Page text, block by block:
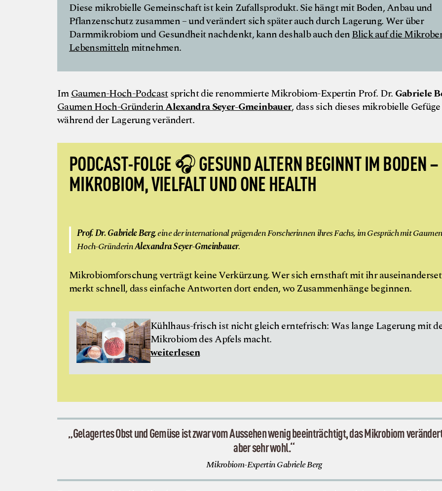
Diese mikrobielle Gemeinschaft ist kein Zufallsprodukt. Sie hängt mit Boden, Anbau und
Pflanzenschutz zusammen – und verändert sich später auch durch Lagerung. Wer über
Darmmikrobiom und Gesundheit nachdenkt, kann deshalb auch denBlick auf die
Lebensmittelnmitnehmen.
ImGaumen-Hoch-Podcastspricht die renommierte Mikrobiom-Expertin Prof. Dr. Gabriele
Gaumen Hoch-GründerinAlexandra Seyer-Gmeinbauer, dass sich dieses mikrobielle Gefüge
während der Lagerung verändert.
PODCAST-FOLGE 🎧 GESUND ALTERN BEGINNT IM BODEN –
MIKROBIOM, VIELFALT UND ONE HEALTH
Prof. Dr. Gabriele Berg, eine der international prägenden Forscherinnen ihres Fachs, im Gespräch mit
Hoch-GründerinAlexandra Seyer-Gmeinbauer.
Mikrobiomforschung verträgt keine Verkürzung. Wer sich ernsthaft mit ihr
merkt schnell, dass einfache Antworten dort enden, wo Zusammenhänge beginnen.
Kühlhaus-frisch ist nicht gleich erntefrisch: Was lange Lagerung mit
Mikrobiom des Apfels macht.
weiterlesen
„Gelagertes Obst und Gemüse ist zwar vom Aussehen wenig beeinträchtigt, das Mikrobiom
aber sehr wohl.“
Mikrobiom-Expertin Gabriele Berg